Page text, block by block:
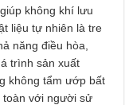
không khí lưu
liệu tự nhiên là tre
năng điều hòa,
trình sản xuất
không tẩm ướp bất
toàn với người sử